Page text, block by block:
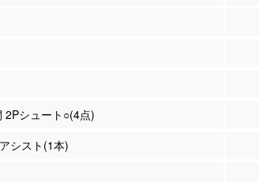
2Pシュート○(4点)
シスト(1本)